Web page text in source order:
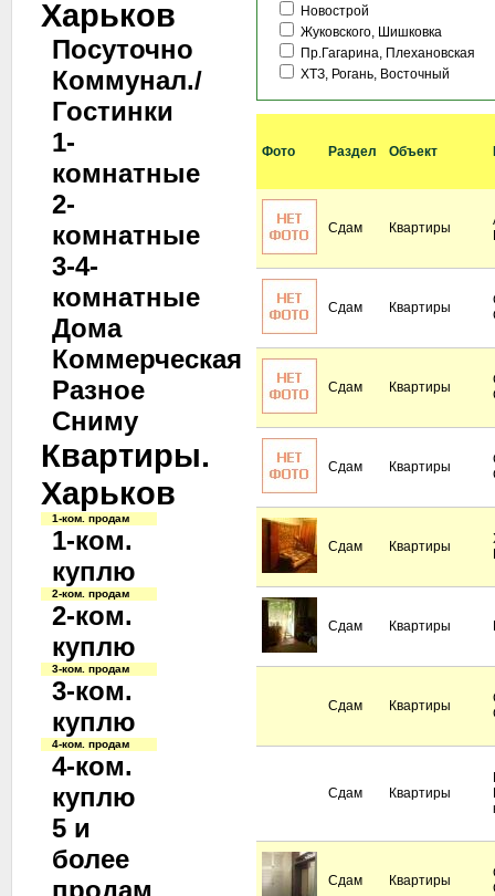
Харьков
Посуточно
Коммунал./
Гостинки
1-
комнатные
2-
комнатные
3-4-
комнатные
Дома
Коммерческая
Разное
Сниму
Квартиры.
Харьков
1-ком. продам
1-ком.
куплю
2-ком. продам
2-ком.
куплю
3-ком. продам
3-ком.
куплю
4-ком. продам
4-ком.
куплю
5 и
более
продам
Новострой
Жуковского, Шишковка
Пр.Гагарина, Плехановская
ХТЗ, Рогань, Восточный
Фото Раздел Объект
Сдам Квартиры
Сдам Квартиры
Сдам Квартиры
Сдам Квартиры
Сдам Квартиры
Сдам Квартиры
Сдам Квартиры
Сдам Квартиры
Сдам Квартиры